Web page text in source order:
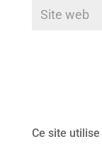
Ce site